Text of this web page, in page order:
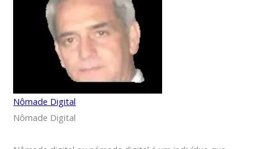
Nômade Digital
Nômade Digital